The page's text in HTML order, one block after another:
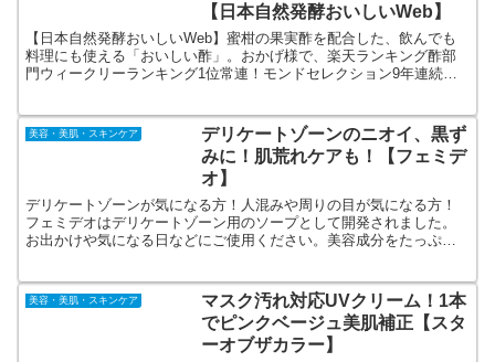
【日本自然発酵おいしいWeb】
【日本自然発酵おいしいWeb】蜜柑の果実酢を配合した、飲んでも
料理にも使える「おいしい酢」。おかげ様で、楽天ランキング酢部
門ウィークリーランキング1位常連！モンドセレクション9年連続金
美容・美肌・スキンケア
デリケートゾーンのニオイ、黒ず
みに！肌荒れケアも！【フェミデ
オ】
デリケートゾーンが気になる方！人混みや周りの目が気になる方！
フェミデオはデリケートゾーン用のソープとして開発されました。
お出かけや気になる日などにご使用ください。美容成分をたっぷり
美容・美肌・スキンケア
マスク汚れ対応UVクリーム！1本
でピンクベージュ美肌補正【スタ
ーオブザカラー】